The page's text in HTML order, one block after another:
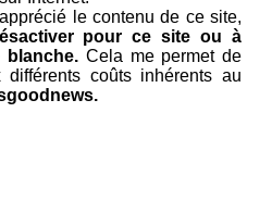
le contenu de ce site,
pour ce site ou à
blanche. Cela me permet de
coûts inhérents au